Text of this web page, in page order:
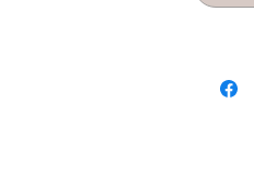
ikke